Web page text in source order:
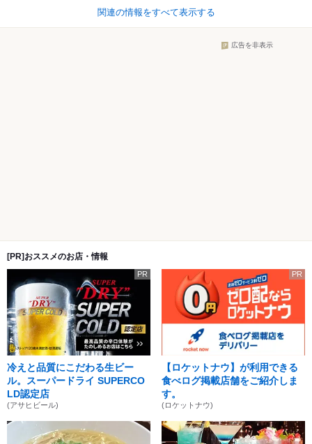
関連の情報をすべて表示する
広告を非表示
[PR]おススメのお店・情報
PR
冷えと品質にこだわる生ビー
ル。スーパードライ SUPERCO
LD認定店
(アサヒビール)
PR
【ロケットナウ】が利用できる
食べログ掲載店舗をご紹介しま
す。
(ロケットナウ)